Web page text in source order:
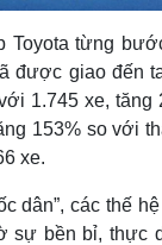
Toyota từng
được giao đến
1.745 xe,
153% so với
xe.
dân”, các thế
sự bền bỉ, thực